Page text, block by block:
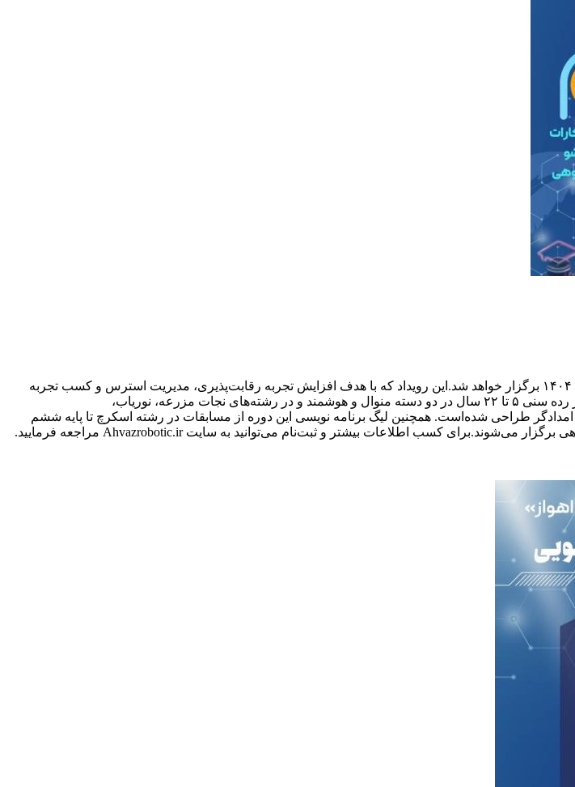
این رویداد که با هدف افزایش تجربه رقابت‌پذیری، مدیریت استرس و کسب تجربه
لیگ رباتیک مسابقات در رده سنی ۵ تا ۲۲ سال در دو دسته منوال و هوشمند و در رشته‌های نجات مزرعه، نوریاب،
و امدادگر طراحی شده‌است. همچنین لیگ برنامه نویسی این دوره از مسابقات در رشته اسکرچ تا پایه ششم
برگزار می‌شوند.برای کسب اطلاعات بیشتر و ثبت‌نام می‌توانید به سایتAhvazrobotic.ir مراجعه فرمایید.